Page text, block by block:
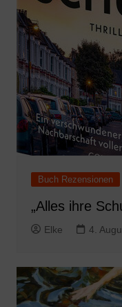
Buch Rezensionen
„Alles ihre
Elke 4.